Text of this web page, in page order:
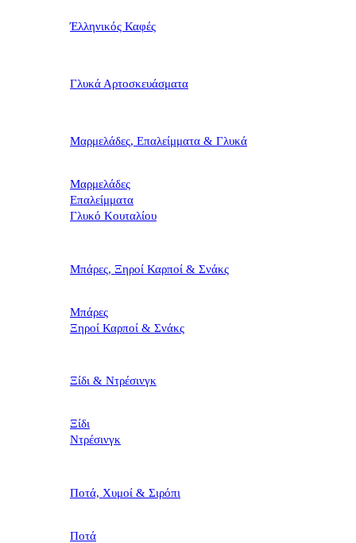
Έλληνικός Καφές
Γλυκά Αρτοσκευάσματα
Μαρμελάδες, Επαλείμματα & Γλυκά
Μαρμελάδες
Επαλείμματα
Γλυκό Κουταλίου
Μπάρες, Ξηροί Καρποί & Σνάκς
Μπάρες
Ξηροί Καρποί & Σνάκς
Ξίδι & Ντρέσινγκ
Ξίδι
Ντρέσινγκ
Ποτά, Χυμοί & Σιρόπι
Ποτά